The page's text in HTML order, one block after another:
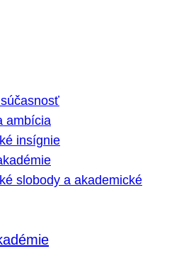
ambícia
insígnie
slobody a akademické